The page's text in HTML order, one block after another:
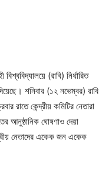
(রাবি) নির্ধারিত
শনিবার (১২ নভেম্বর) রাবি
রাতে কেন্দ্রীয় কমিটির নেতারা
আনুষ্ঠানিক ঘোষণাও দেয়া
নেতাদের একেক জন একেক